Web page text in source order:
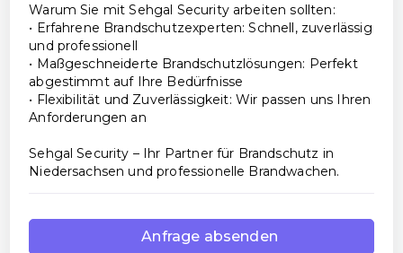
Warum Sie mit Sehgal Security arbeiten sollten:
• Erfahrene Brandschutzexperten: Schnell, zuverlässig
und professionell
• Maßgeschneiderte Brandschutzlösungen: Perfekt
abgestimmt auf Ihre Bedürfnisse
• Flexibilität und Zuverlässigkeit: Wir passen uns Ihren
Anforderungen an
Sehgal Security – Ihr Partner für Brandschutz in
Niedersachsen und professionelle Brandwachen.
Anfrage absenden